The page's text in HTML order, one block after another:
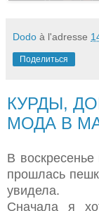
Dodo à l'adresse
Поделиться
КУРДЫ,
МОДА В
В
прошлась
увидела.
Сначала я